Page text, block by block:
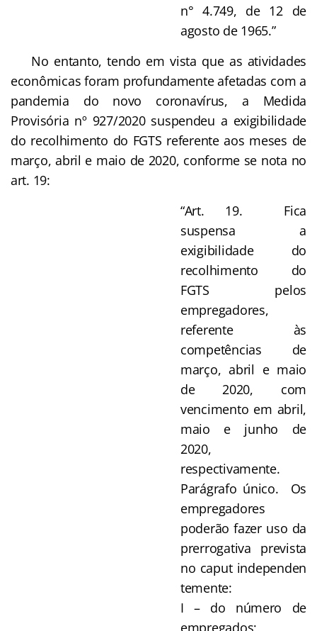
n° 4.749, de 12 de
agosto de 1965.”
No entanto, tendo em vista que as atividades
econômicas foram profundamente afetadas com a
pandemia do novo coronavírus, a Medida
Provisória nº 927/2020 suspendeu a exigibilidade
do recolhimento do FGTS referente aos meses de
março, abril e maio de 2020, conforme se nota no
art. 19:
“Art. 19. Fica
suspensa a
exigibilidade do
recolhimento do
FGTS pelos
empregadores,
referente às
competências de
março, abril e maio
de 2020, com
vencimento em abril,
maio e junho de
2020,
respectivamente.
Parágrafo único. Os
empregadores
poderão fazer uso da
prerrogativa prevista
no caput independen
temente:
I – do número de
empregados;